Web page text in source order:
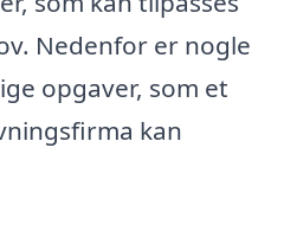
Nedenfor er nogle
opgaver, som et
kan